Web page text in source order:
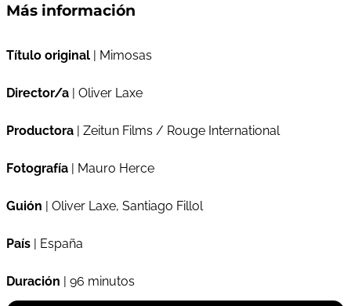
Más información
Título original | Mimosas
Director/a | Oliver Laxe
Productora | Zeitun Films / Rouge International
Fotografía | Mauro Herce
Guión | Oliver Laxe, Santiago Fillol
País | España
Duración | 96 minutos